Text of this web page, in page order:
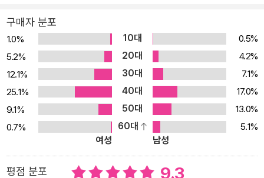
0만km의 대장정, 20년의 추적과 잠복! 전 세계에서 한 시간도 기록
되어 있지 않던 야생의 시베리아호랑이 1000시간의 기록! 문명의 도
전 앞에 멸종 위기에 처한 시베리아호랑이들의 응전, 생존을 향한 그
강렬한 투쟁을 생생하게 그려내며 큰 감동을 선사했던 EBS 다큐멘
터리 <시베리아호랑이-3代의 죽음>이 《시베리아의 위대한 영혼》으
로 출간되었다. 저자 박수용 PD의 집념과 도전정신, 끈질긴 열정으
로 탄생한 시베리아호랑이에 관한 독보적 대탐사로 프랑스 쥘 베른
영화제 관객상, 러시아 블라디보스토크 국제 영화제 특별상 'AMB
A'를 수상했으며, 2010년 러시아 푸틴 총리 주최 '세계 호랑이 보호
를 위한 정상 회담' 개막작으로 상영되는 등 세계 평단의 찬사를 받은
구매자 분포
1.0% 10대
0.5%
5.2%
20대
4.2%
12.1%
30대
7.1%
25.1%
40대
17.0%
9.1%
50대
13.0%
0.7%
60대
5.1%
여성
남성
평점 분포 9.3